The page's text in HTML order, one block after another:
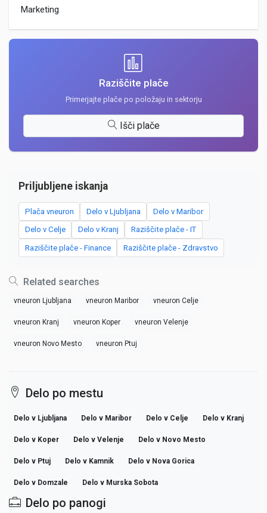
Marketing
Raziščite plače
Primerjajte plače po položaju in sektorju
Išči plače
Priljubljene iskanja
Plača vneuron Delo v Ljubljana Delo v Maribor
Delo v Celje Delo v Kranj Raziščite plače - IT
Raziščite plače - Finance Raziščite plače - Zdravstvo
Related searches
vneuron Ljubljana vneuron Maribor vneuron Celje
vneuron Kranj vneuron Koper vneuron Velenje
vneuron Novo Mesto vneuron Ptuj
Delo po mestu
Delo v Ljubljana Delo v Maribor Delo v Celje Delo v Kranj
Delo v Koper Delo v Velenje Delo v Novo Mesto
Delo v Ptuj Delo v Kamnik Delo v Nova Gorica
Delo v Domzale Delo v Murska Sobota
Delo po panogi